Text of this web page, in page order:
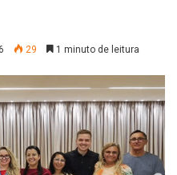
29 1 minuto de leitura